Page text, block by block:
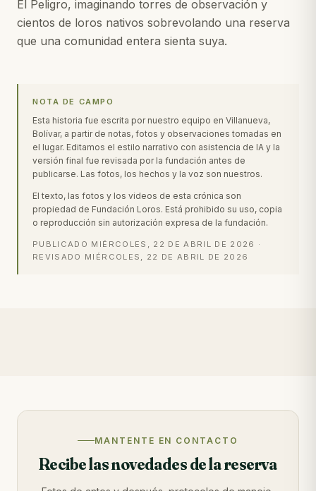
El Peligro, imaginando torres de observación y
cientos de loros nativos sobrevolando una reserva
que una comunidad entera sienta suya.
NOTA DE CAMPO
Esta historia fue escrita por nuestro equipo en Villanueva,
Bolívar, a partir de notas, fotos y observaciones tomadas en
el lugar. Editamos el estilo narrativo con asistencia de IA y la
versión final fue revisada por la fundación antes de
publicarse. Las fotos, los hechos y la voz son nuestros.
El texto, las fotos y los videos de esta crónica son
propiedad de Fundación Loros. Está prohibido su uso, copia
o reproducción sin autorización expresa de la fundación.
PUBLICADO MIÉRCOLES, 22 DE ABRIL DE 2026 ·
REVISADO MIÉRCOLES, 22 DE ABRIL DE 2026
MANTENTE EN CONTACTO
Recibe las novedades de la reserva